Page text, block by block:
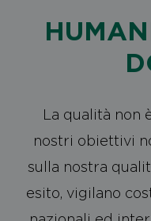
La qualità non
nostri obiettivi
sulla nostra
esito, vigilano